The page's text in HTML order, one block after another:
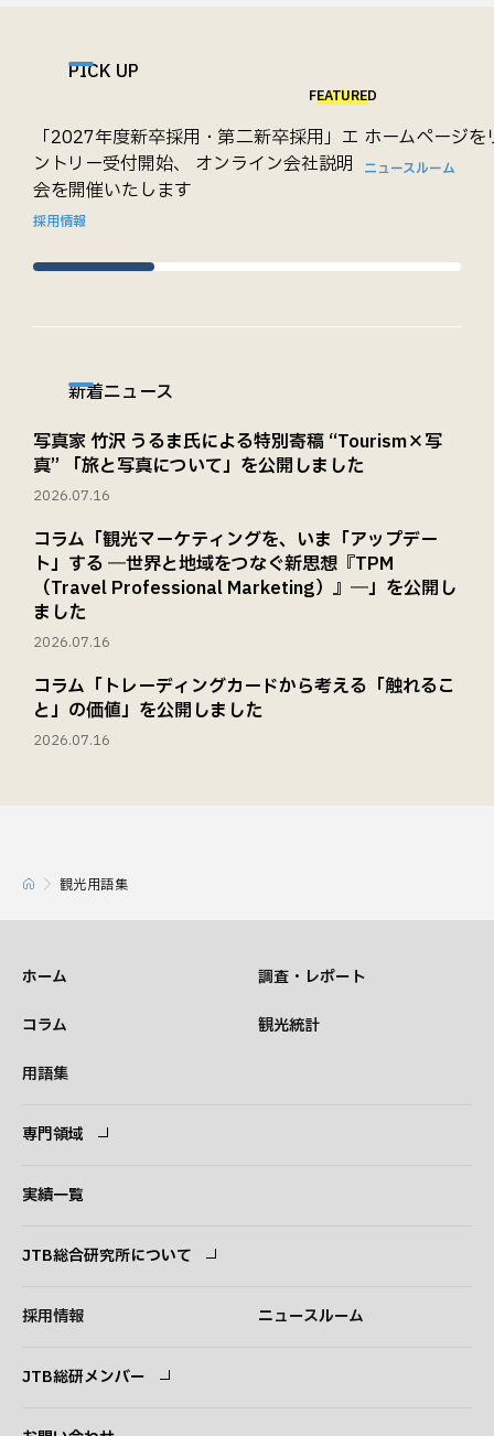
PICK UP
FEATURED
「2027年度新卒採用・第二新卒採用」エ
ントリー受付開始、 オンライン会社説明
会を開催いたします
採用情報
ホームページ
ニュースルーム
新着ニュース
写真家 竹沢 うるま氏による特別寄稿 “Tourism×写
真” 「旅と写真について」を公開しました
2026.07.16
コラム「観光マーケティングを、いま「アップデー
ト」する ―世界と地域をつなぐ新思想『TPM
（Travel Professional Marketing）』―」を公開し
ました
2026.07.16
コラム「トレーディングカードから考える「触れるこ
と」の価値」を公開しました
2026.07.16
観光用語集
ホーム 調査・レポート
コラム 観光統計
用語集
専門領域
実績一覧
JTB総合研究所について
採用情報 ニュースルーム
JTB総研メンバー